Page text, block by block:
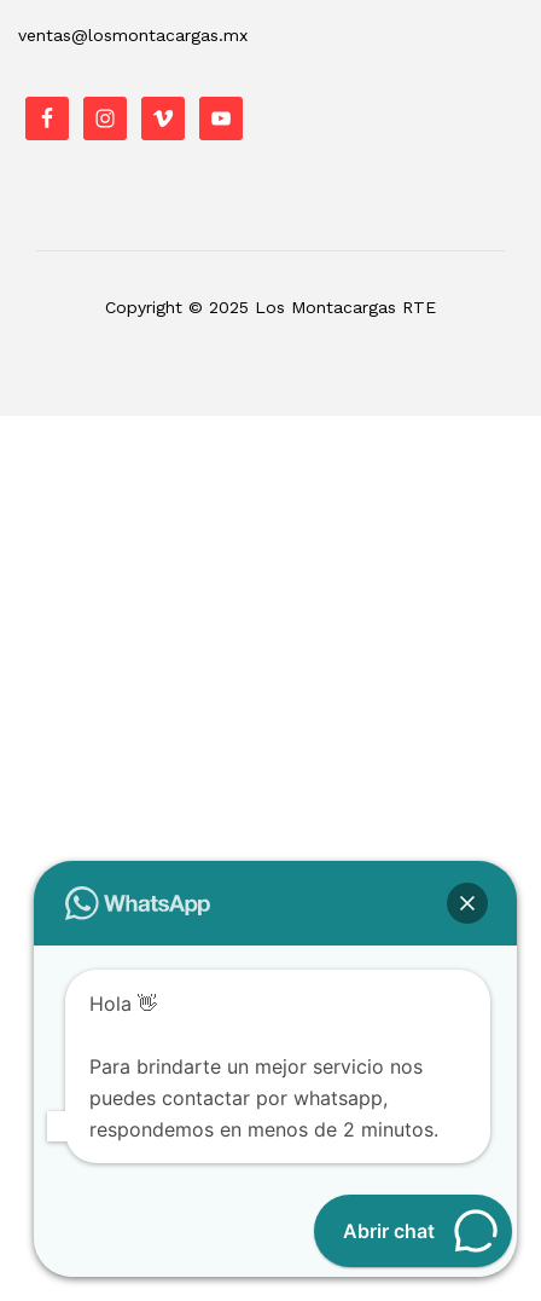
ventas@losmontacargas.mx
Copyright © 2025 Los Montacargas RTE
Hola 👋
Para brindarte un mejor servicio nos
puedes contactar por whatsapp,
respondemos en menos de 2 minutos.
Abrir chat